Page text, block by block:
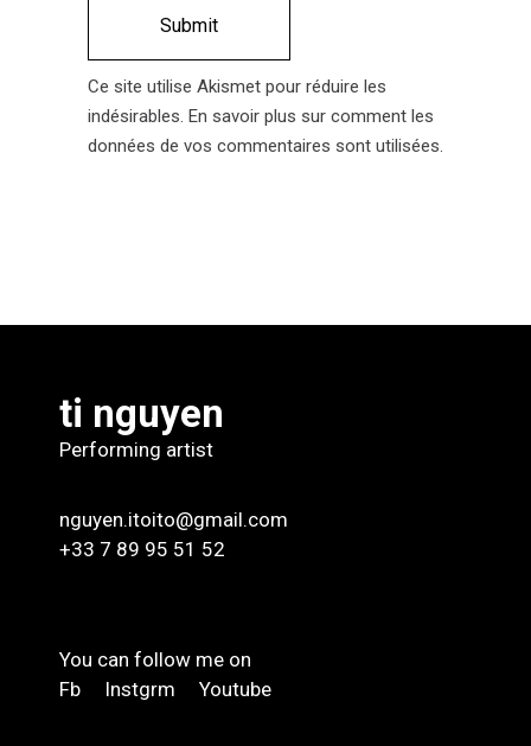
Ce site utilise Akismet pour réduire les
indésirables. En savoir plus sur comment les
données de vos commentaires sont utilisées.
ti nguyen
Performing artist
nguyen.itoito@gmail.com
+33 7 89 95 51 52
You can follow me on
Fb
Instgrm Youtube